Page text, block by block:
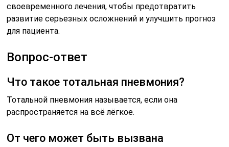
своевременного лечения, чтобы предотвратить
развитие серьезных осложнений и улучшить прогноз
для пациента.
Вопрос-ответ
Что такое тотальная пневмония?
Тотальной пневмония называется, если она
распространяется на всё лёгкое.
От чего может быть вызвана